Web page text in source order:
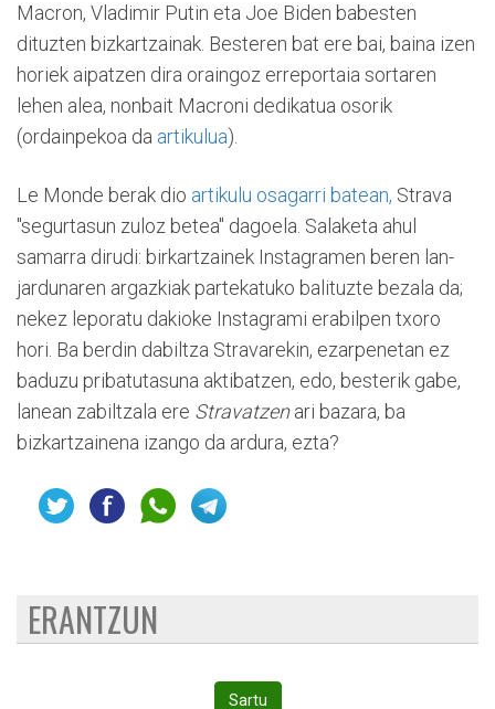
Macron, Vladimir Putin eta Joe Biden babesten
dituzten bizkartzainak. Besteren bat ere bai, baina izen
horiek aipatzen dira oraingoz erreportaia sortaren
lehen alea, nonbait Macroni dedikatua osorik
(ordainpekoa da artikulua).
Le Monde berak dio artikulu osagarri batean, Strava
"segurtasun zuloz betea" dagoela. Salaketa ahul
samarra dirudi: birkartzainek Instagramen beren lan-
jardunaren argazkiak partekatuko balituzte bezala da;
nekez leporatu dakioke Instagrami erabilpen txoro
hori. Ba berdin dabiltza Stravarekin, ezarpenetan ez
baduzu pribatutasuna aktibatzen, edo, besterik gabe,
lanean zabiltzala ere Stravatzenari bazara, ba
bizkartzainena izango da ardura, ezta?
ERANTZUN
Sartu